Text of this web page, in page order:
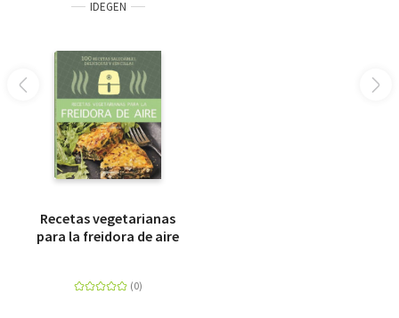
Pocket Books
Taschenbücher
Libros de bolsillo
Livre de poche
Olasz zsebkönyvek
IDEGEN
Recetas vegetarianas
para la freidora de aire